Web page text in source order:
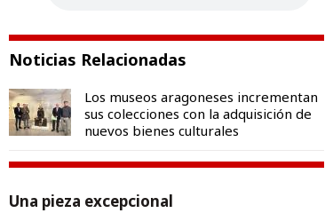
Noticias Relacionadas
Los museos aragoneses incrementan
sus colecciones con la adquisición de
nuevos bienes culturales
Una pieza excepcional